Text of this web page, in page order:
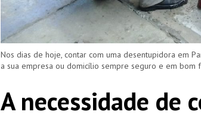
Nos dias de hoje, contar com uma desentupidora em
a sua empresa ou domicílio sempre seguro e em bom
A necessidade de